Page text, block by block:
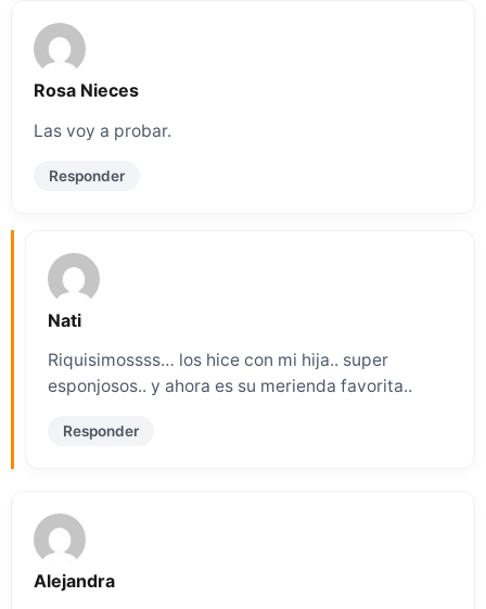
Rosa Nieces
Las voy a probar.
Responder
Nati
Riquisimossss… los hice con mi hija.. super
esponjosos.. y ahora es su merienda favorita..
Responder
Alejandra